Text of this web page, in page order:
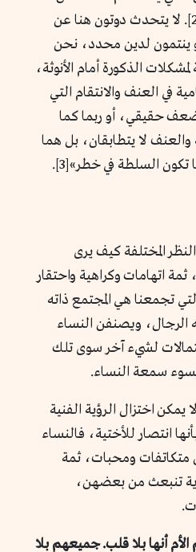
منطلق العجز والإحباط[2]. لا يتحدث دوتون هنا عن
ينتمون لدين محدد، نحن
الذكورة أمام الأنوثة،
في العنف والانتقام التي
ضعف حقيقي، أو ربما كما
لا يتطابقان، بل هما
السلطة في خطر»[3].
المختلفة كيف يرى
اتهامات وكراهية واحتقار
تجمعنا هي المجتمع ذاته
ويصنفن النساء
لشيء آخر سوى تلك
سمعة النساء.
اختزال الرؤية الفنية
انتصار للأختية، فالنساء
متكاتفات ومحبات، ثمة
تنبعث من بعضهن،
أنها بلا قلب. جميعهم بلا